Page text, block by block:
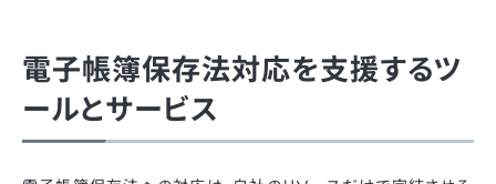
電子帳簿保存法対応を支援するツ
ールとサービス